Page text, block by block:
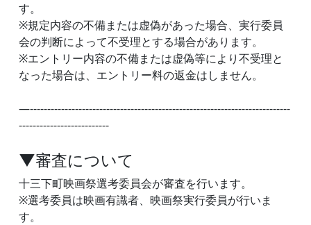
す。
※規定内容の不備または虚偽があった場合、実行委員
会の判断によって不受理とする場合があります。
※エントリー内容の不備または虚偽等により不受理と
なった場合は、エントリー料の返金はしません。
—---------------------------------------------------------------------------
--------------------------
▼審査について
十三下町映画祭選考委員会が審査を行います。
※選考委員は映画有識者、映画祭実行委員が行いま
す。